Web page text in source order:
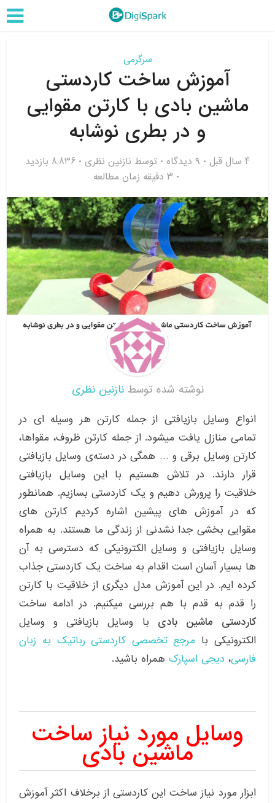
سرگرمی
آموزش ساخت کاردستی
ماشین بادی با کارتن مقوایی
و در بطری نوشابه
4 سال قبل ۹ دیدگاه توسط نازنین نظری
8,836 بازدید
3 دقیقه زمان مطالعه
نوشته شده توسطنازنین نظری
انواع وسایل بازیافتی از جمله کارتن هر وسیله ای در
تمامی منازل یافت میشود. از جمله کارتن ظروف، مقواها،
کارتن وسایل برقی و … همگی در دسته‌ی وسایل بازیافتی
قرار دارند. در تلاش هستیم با این وسایل بازیافتی
خلاقیت را پرورش دهیم و یک کاردستی بسازیم. همانطور
که در آموزش های پیشین اشاره کردیم کارتن های
مقوایی بخشی جدا نشدنی از زندگی ما هستند. به همراه
وسایل بازیافتی و وسایل الکترونیکی که دسترسی به آن
ها بسیار آسان است اقدام به ساخت یک کاردستی جذاب
کرده ایم. در این آموزش مدل دیگری از خلاقیت با کارتن
را قدم به قدم با هم بررسی میکنیم. در ادامه ساخت
کاردستی ماشین بادی با وسایل بازیافتی و وسایل
الکترونیکی با مرجع تخصصی کاردستی رباتیک به زبان
فارسی، دیجی اسپارک همراه باشید.
وسایل مورد نیاز ساخت
ماشین بادی
ابزار مورد نیاز ساخت این کاردستی از برخلاف اکثر آموزش